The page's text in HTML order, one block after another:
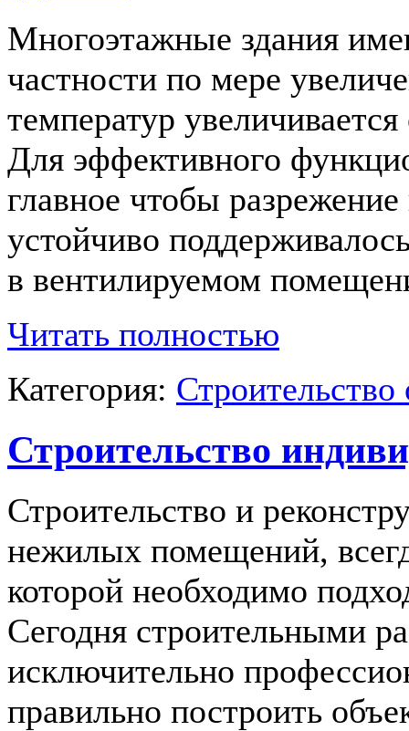
Многоэтажные здания
частности по мере
температур
Для эффективного
главное чтобы
устойчиво
в вентилируемом
Читать полностью
Категория: Строительство
Строительство
Строительство и
нежилых помещений,
которой необходимо
Сегодня строительными
исключительно
правильно построить